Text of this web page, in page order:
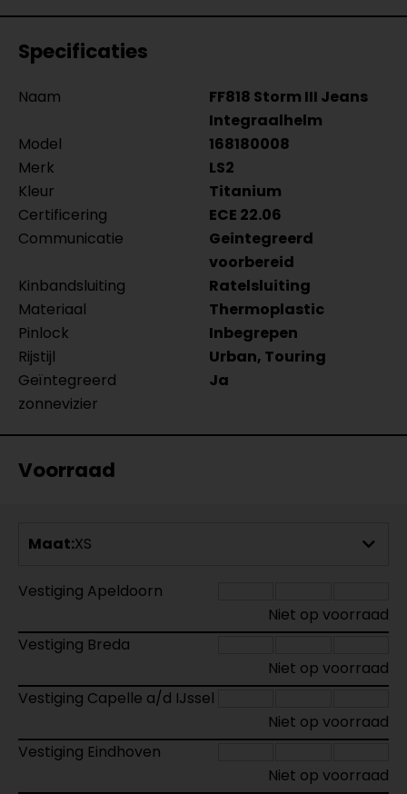
Specificaties
Naam
FF818 Storm III Jeans
Integraalhelm
Model
168180008
Merk
LS2
Kleur
Titanium
Certificering
ECE 22.06
Communicatie
Geintegreerd
voorbereid
Kinbandsluiting
Ratelsluiting
Materiaal
Thermoplastic
Pinlock
Inbegrepen
Rijstijl
Urban, Touring
Geïntegreerd
zonnevizier
Ja
Voorraad
Maat:XS
Vestiging Apeldoorn
Niet op voorraad
Vestiging Breda
Niet op voorraad
Vestiging Capelle a/d IJssel
Niet op voorraad
Vestiging Eindhoven
Niet op voorraad